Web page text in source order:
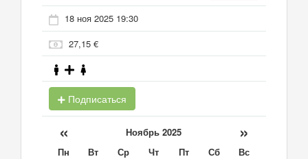
18 ноя 2025 19:30
27,15 €
Подписаться
« Ноябрь 2025 »
Пн Вт Ср Чт Пт Сб
Вс